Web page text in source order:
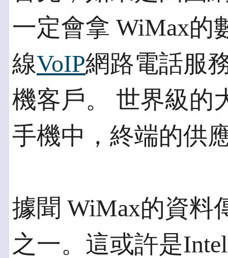
一定會拿 WiMax的
線VoIP網路電話服
機客戶。 世界級的
手機中，終端的供
據聞 WiMax的資料
之一。這或許是